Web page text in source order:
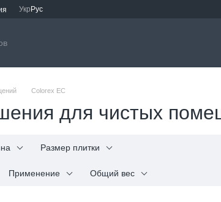
Укр Рус
Colorex EC
для чистых
Размер плитки
Применение Общий вес